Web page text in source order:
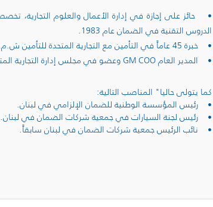
الدروس التقنية في الضمان عام 1983.
• خبرة 45 عاماً في التأمين مع التجارية المتحدة للتأمين ش.م.ل.
• المدير العام GM COO وعضو في مجلس إدارة التجارية المتحدة للتأمين ش.م.ل.
كما يتولى حاليا" المناصب التالية:
• رئيس المؤسسة الوطنية للضمان الإلزامي في لبنان.
• رئيس لجنة السيارات في جمعية شركات الضمان في لبنان.
• نائب الرئيس جمعية شركات الضمان في لبنان سابقاً.